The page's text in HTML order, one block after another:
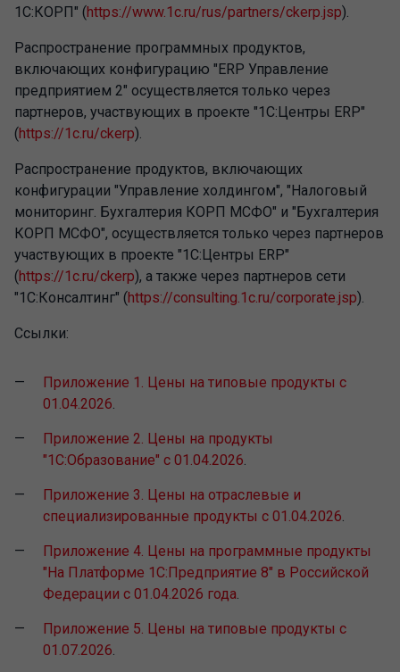
1С:КОРП" (https://www.1c.ru/rus/partners/ckerp.jsp).
Распространение программных продуктов,
включающих конфигурацию "ERP Управление
предприятием 2" осуществляется только через
партнеров, участвующих в проекте "1С:Центры ERP"
(https://1c.ru/ckerp).
Распространение продуктов, включающих
конфигурации "Управление холдингом", "Налоговый
мониторинг. Бухгалтерия КОРП МСФО" и "Бухгалтерия
КОРП МСФО", осуществляется только через партнеров
участвующих в проекте "1С:Центры ERP"
(https://1c.ru/ckerp), а также через партнеров сети
"1С:Консалтинг" (https://consulting.1c.ru/corporate.jsp).
Ссылки:
Приложение 1. Цены на типовые продукты с
01.04.2026.
Приложение 2. Цены на продукты
"1С:Образование" с 01.04.2026.
Приложение 3. Цены на отраслевые и
специализированные продукты с 01.04.2026.
Приложение 4. Цены на программные продукты
"На Платформе 1С:Предприятие 8" в Российской
Федерации с 01.04.2026 года.
Приложение 5. Цены на типовые продукты с
01.07.2026.